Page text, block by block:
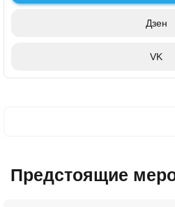
Дзен
VK
Предстоящие